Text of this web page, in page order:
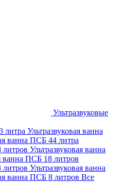
Ультразвуковые
литра Ультразвуковая ванна
ванна ПСБ 44 литра
литров Ультразвуковая ванна
ванна ПСБ 18 литров
литров Ультразвуковая ванна
ванна ПСБ 8 литров Все